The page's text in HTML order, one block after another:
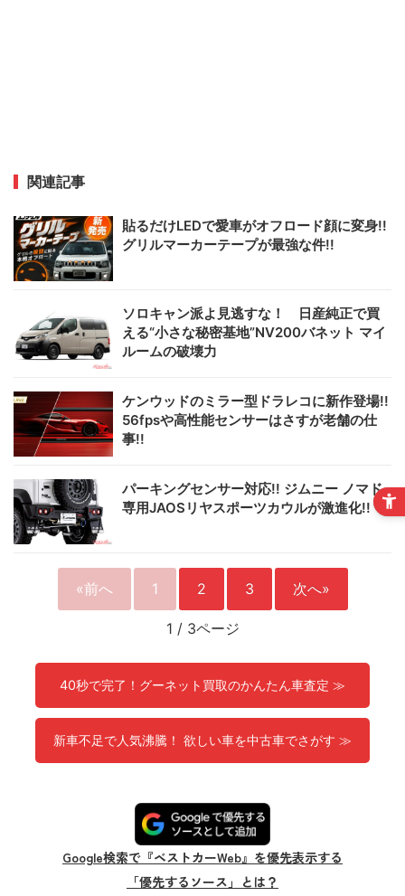
関連記事
貼るだけLEDで愛車がオフロード顔に変身!!
グリルマーカーテープが最強な件!!
ソロキャン派よ見逃すな！ 日産純正で買
える“小さな秘密基地”NV200バネット マイ
ルームの破壊力
ケンウッドのミラー型ドラレコに新作登場!!
56fpsや高性能センサーはさすが老舗の仕
事!!
パーキングセンサー対応!! ジムニー ノマド
専用JAOSリヤスポーツカウルが激進化!!
«前へ 1 2 3 次へ»
1 / 3ページ
40秒で完了！グーネット買取のかんたん車査定 ≫
新車不足で人気沸騰！ 欲しい車を中古車でさがす ≫
Google検索で『ベストカーWeb』を優先表示する
「優先するソース」とは？